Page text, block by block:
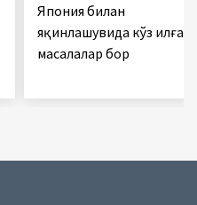
Япония билан
яқинлашувида кўз
масалалар бор